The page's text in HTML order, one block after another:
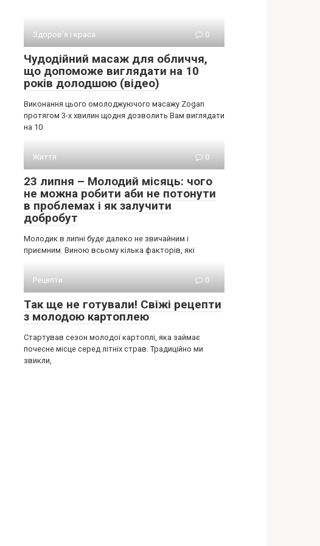
Здоров'я і краса 0
Чудодійний масаж для обличчя,
що допоможе виглядати на 10
років долодшою (відео)
Виконання цього омолоджуючого масажу Zogan
протягом 3-х хвилин щодня дозволить Вам виглядати
на 10
Життя 0
23 липня – Молодий місяць: чого
не можна робити аби не потонути
в проблемах і як залучити
добробут
Молодик в липні буде далеко не звичайним і
приємним. Виною всьому кілька факторів, які
Рецепти 0
Так ще не готували! Свіжі рецепти
з молодою картоплею
Стартував сезон молодої картоплі, яка займає
почесне місце серед літніх страв. Традиційно ми
звикли,